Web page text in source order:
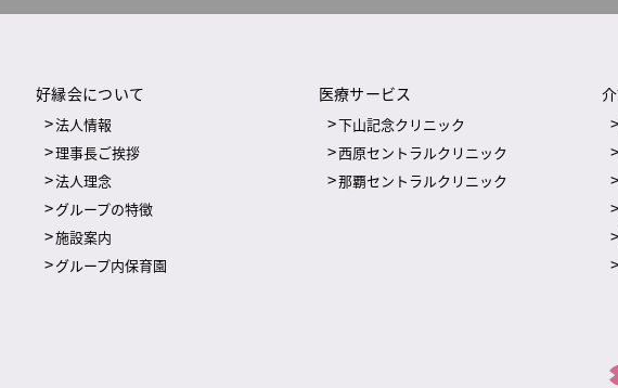
好縁会について
法人情報
理事長ご挨拶
法人理念
グループの特徴
施設案内
グループ内保育園
医療サービス
下山記念クリニック
西原セントラルクリニック
那覇セントラルクリニック